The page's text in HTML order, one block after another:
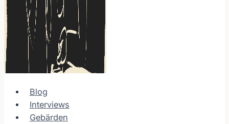
Blog
Interviews
Gebärden